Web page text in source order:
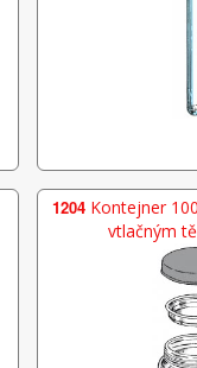
1204Kontejner
vtlačným